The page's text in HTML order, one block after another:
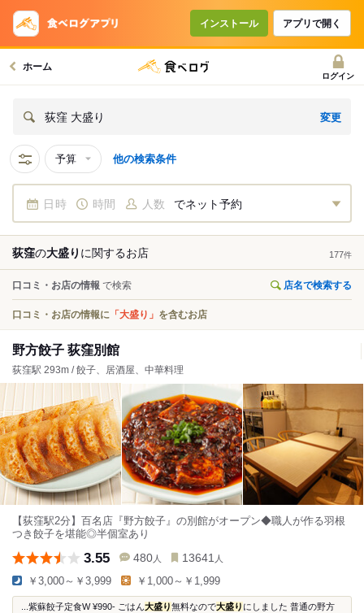
インストール アプリで開く
ホーム
ログイン
荻窪 大盛り 変更
予算 他の検索条件
日時 時間 人数 でネット予約
荻窪の大盛り に関するお店 177件
口コミ・お店の情報 で検索 店名で検索する
口コミ・お店の情報に 「大盛り」 を含むお店
野方餃子 荻窪別館
荻窪駅 293m / 餃子、居酒屋、中華料理
【荻窪駅2分】百名店『野方餃子』の別館がオープン◆職人が作る羽根
つき餃子を堪能◎半個室あり
3.55 480 人 13641 人
￥3,000～￥3,999 ￥1,000～￥1,999
...紫蘇餃子定食W ¥990- ごはん大盛り無料なので大盛り にしました 普通の野方